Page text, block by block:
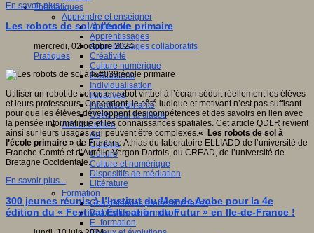
Thématiques
Apprendre et enseigner
Apprendre
Apprentissages
Apprentissages collaboratifs
Créativité
Culture numérique
Evaluations
Individualisation
Initiatives
Interdisciplinarité
Outils pour la classe
Arts et Culture
Art
Cinéma
Culture
Culture et numérique
Dispositifs de médiation
Littérature
Formation
Compétences professionnelles
Dispositifs de formation
E- formation
En savoir plus...
Les robots de sol à l'école primaire
mercredi, 02 octobre 2024
Pratiques
Utiliser un robot de sol ou un robot virtuel à l’écran séduit réellement les élèves
et leurs professeurs. Cependant, le côté ludique et motivant n’est pas suffisant
pour que les élèves développent des compétences et des savoirs en lien avec
la pensée informatique et les connaissances spatiales. Cet article QDLR revient
ainsi sur leurs usages qui peuvent être complexes.« Les robots de sol à
l’école primaire » de Francine Athias du laboratoire ELLIADD de l’université de
Franche Comté et d’Aurélie Vergon Dartois, du CREAD, de l’université de
Bretagne Occidentale.
En savoir plus...
300 jeunes réunis à l’Institut du Monde Arabe pour la 4e
édition du « Festival Éducation du Futur » en Ile-de-France !